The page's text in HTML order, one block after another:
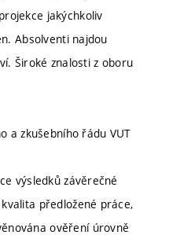
jakýchkoliv
Absolventi najdou
Široké znalosti z oboru
a zkušebního řádu VUT
výsledků závěrečné
předložené práce,
ověření úrovně